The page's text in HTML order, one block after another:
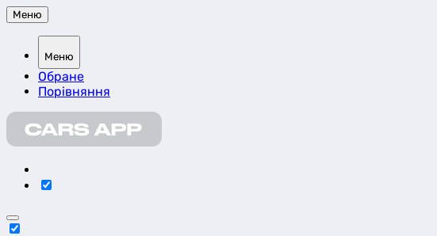
Меню
Меню
Обране
Порівняння